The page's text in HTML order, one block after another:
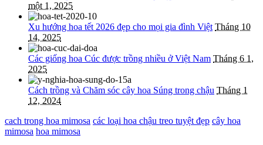
một 1, 2025
Xu hướng hoa tết 2026 đẹp cho mọi gia đình Việt Tháng 10
14, 2025
Các giống hoa Cúc được trồng nhiều ở Việt Nam Tháng 6 1,
2025
Cách trồng và Chăm sóc cây hoa Súng trong chậu Tháng 1
12, 2024
cach trong hoa mimosa các loại hoa chậu treo tuyệt đẹp cây hoa
mimosa hoa mimosa